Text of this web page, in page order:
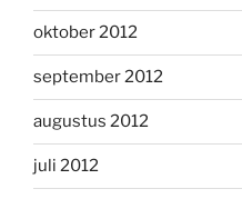
oktober 2012
september 2012
augustus 2012
juli 2012